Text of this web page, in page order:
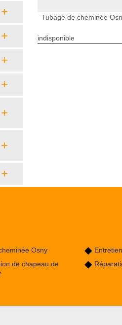
Tubage de cheminée
indisponible
Osny
de chapeau de